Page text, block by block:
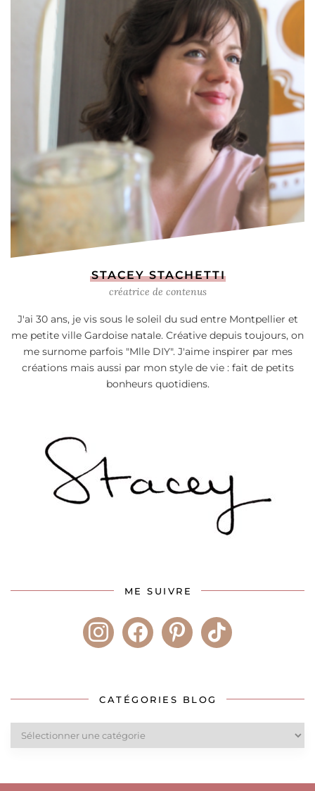
STACEY STACHETTI
créatrice de contenus
J'ai 30 ans, je vis sous le soleil du sud entre Montpellier et
me petite ville Gardoise natale. Créative depuis toujours, on
me surnome parfois "Mlle DIY". J'aime inspirer par mes
créations mais aussi par mon style de vie : fait de petits
bonheurs quotidiens.
ME SUIVRE
instagramfacebookpinteresttiktok
CATÉGORIES BLOG
blog